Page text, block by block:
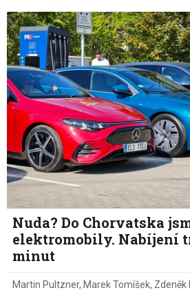
Nuda? Do Chorvatska
elektromobily. Nabíjení
minut
Martin Pultzner, Marek Tomíšek, Zdeněk